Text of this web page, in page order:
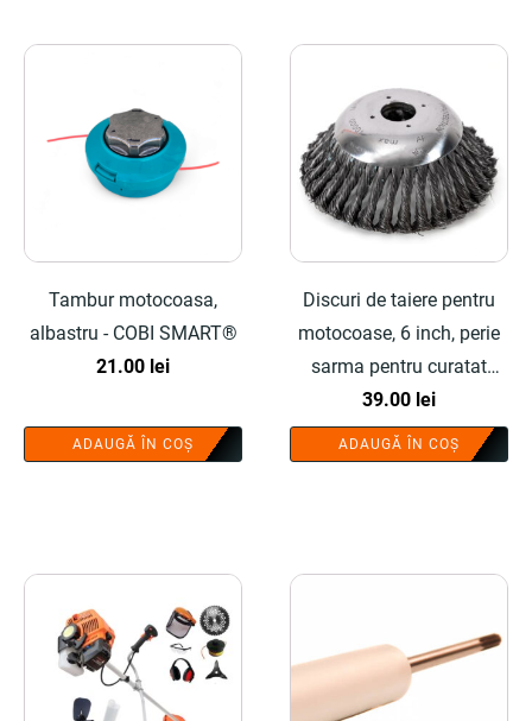
Tambur motocoasa,
albastru - COBI SMART®
21.00 lei
ADAUGĂ ÎN COȘ
Discuri de taiere pentru
motocoase, 6 inch, perie
sarma pentru curatat
pavele - COBI SMART®
39.00 lei
ADAUGĂ ÎN COȘ